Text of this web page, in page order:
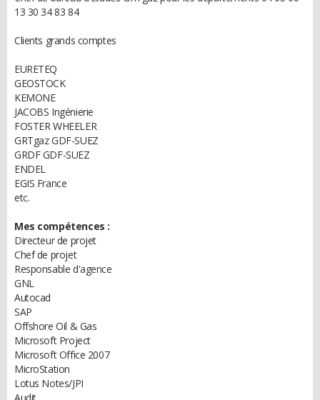
13 30 34 83 84
Clients grands comptes
EURETEQ
GEOSTOCK
KEMONE
JACOBS Ingénierie
FOSTER WHEELER
GRTgaz GDF-SUEZ
GRDF GDF-SUEZ
ENDEL
EGIS France
etc.
Mes compétences :
Directeur de projet
Chef de projet
Responsable d'agence
GNL
Autocad
SAP
Offshore Oil & Gas
Microsoft Project
Microsoft Office 2007
MicroStation
Lotus Notes/JPI